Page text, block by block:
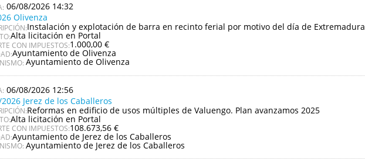
06/08/2026 14:32
Olivenza
Instalación y explotación de barra en recinto ferial por motivo del día de Extremadura
Alta licitación en Portal
CON IMPUESTOS:1.000,00 €
Ayuntamiento de Olivenza
Ayuntamiento de Olivenza
06/08/2026 12:56
Jerez de los Caballeros
Reformas en edificio de usos múltiples de Valuengo. Plan avanzamos 2025
Alta licitación en Portal
CON IMPUESTOS:108.673,56 €
Ayuntamiento de Jerez de los Caballeros
Ayuntamiento de Jerez de los Caballeros